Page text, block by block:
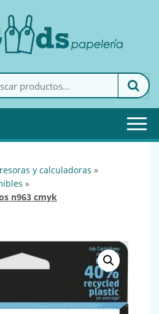
My Goods es tu papelería
online de confianza. Podrás
encontrar todo lo necesario
y calculadoras »
»
n963 cmyk